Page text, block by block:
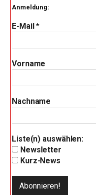
Anmeldung:
E-Mail*
Vorname
Nachname
Liste(n) auswählen:
Newsletter
Kurz-News